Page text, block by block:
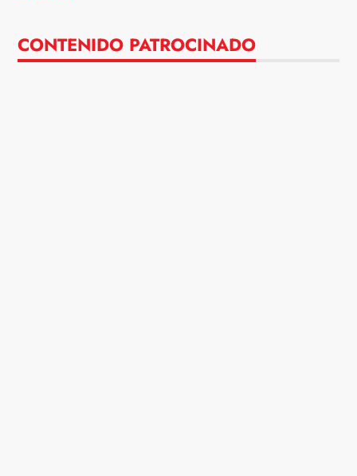
CONTENIDO PATROCINADO